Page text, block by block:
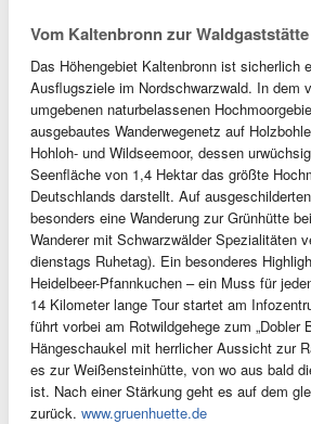
Vom Kaltenbronn zur
Das Höhengebiet Kaltenbronn ist sicherlich
Ausflugsziele im Nordschwarzwald. In dem
umgebenen naturbelassenen
ausgebautes Wanderwegenetz auf
Hohloh- und Wildseemoor, dessen
Seenfläche von 1,4 Hektar das größte
Deutschlands darstellt. Auf
besonders eine Wanderung zur Grünhütte
Wanderer mit Schwarzwälder Spezialitäten
dienstags Ruhetag). Ein besonderes
Heidelbeer-Pfannkuchen – ein Muss für
14 Kilometer lange Tour startet am
führt vorbei am Rotwildgehege zum „Dobler
Hängeschaukel mit herrlicher Aussicht zur
es zur Weißensteinhütte, von wo aus bald
ist. Nach einer Stärkung geht es auf dem
zurück. www.gruenhuette.de